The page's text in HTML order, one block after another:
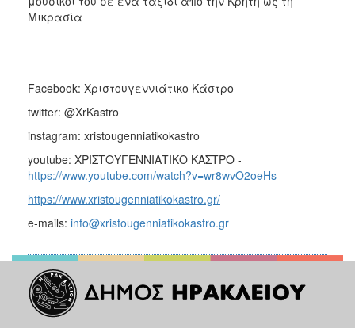
Μικρασία
Facebook: Χριστουγεννιάτικο Κάστρο
twitter: @XrKastro
instagram: xristougenniatikokastro
youtube: ΧΡΙΣΤΟΥΓΕΝΝΙΑΤΙΚΟ ΚΑΣΤΡΟ -
https://www.youtube.com/watch?v=wr8wvO2oeHs
https://www.xristougenniatikokastro.gr/
e-mails: info@xristougenniatikokastro.gr